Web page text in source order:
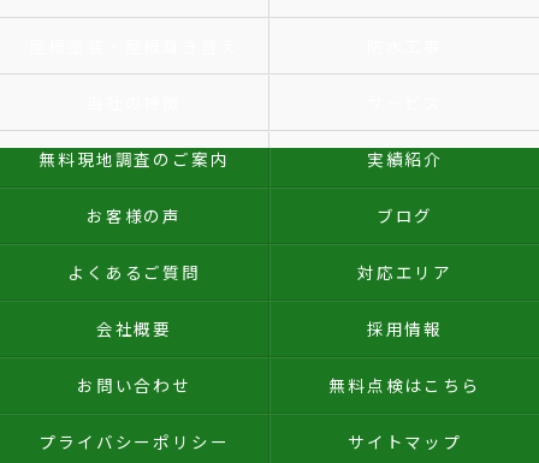
無料現地調査のご案内 実績紹介
お客様の声 ブログ
よくあるご質問 対応エリア
会社概要 採用情報
お問い合わせ 無料点検はこちら
プライバシーポリシー サイトマップ